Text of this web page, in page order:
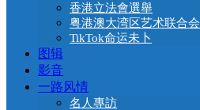
香港立法會選舉
粤港澳大湾区艺术联合会
TikTok命运未卜
图辑
影音
一路风情
名人專訪